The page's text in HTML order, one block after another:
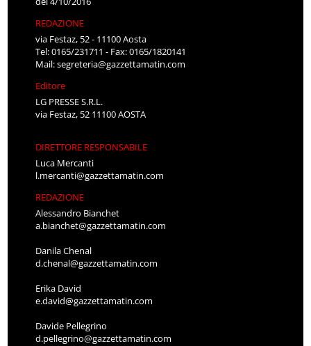
REDAZIONE
via Festaz, 52 - 11100 Aosta
Tel: 0165/231711 - Fax: 0165/1820141
Mail:segreteria@gazzettamatin.com
Editore
LG PRESSE S.R.L.
via Festaz, 52 11100 AOSTA
DIRETTORE RESPONSABILE
Luca Mercanti
l.mercanti@gazzettamatin.com
REDAZIONE
Alessandro Bianchet
a.bianchet@gazzettamatin.com
Danila Chenal
d.chenal@gazzettamatin.com
Erika David
e.david@gazzettamatin.com
Davide Pellegrino
d.pellegrino@gazzettamatin.com